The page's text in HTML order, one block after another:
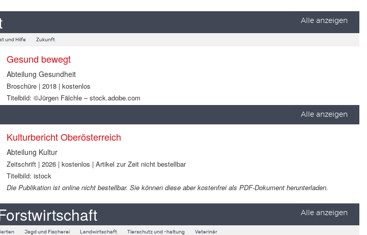
Alle anzeigen
und Hilfe Zukunft
Gesund bewegt
Abteilung Gesundheit
Broschüre | 2018 | kostenlos
Titelbild: ©Jürgen Fälchle – stock.adobe.com
Alle anzeigen
Kulturbericht Oberösterreich
Abteilung Kultur
Zeitschrift | 2026 | kostenlos | Artikel zur Zeit nicht bestellbar
Titelbild: istock
Die Publikation ist online nicht bestellbar. Sie können diese aber kostenfrei als PDF-Dokument herunterladen.
Alle anzeigen
Jagd und Fischerei Landwirtschaft Tierschutz und -haltung Veterinär